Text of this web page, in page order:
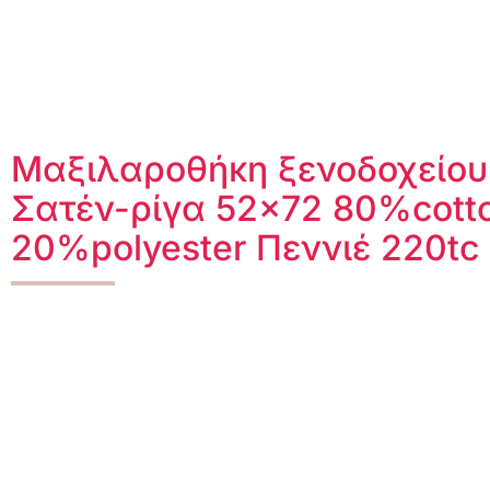
Μαξιλαροθήκη ξενοδοχείου
Σατέν-ρίγα 52×72
20%polyester Πεννιέ 220tc